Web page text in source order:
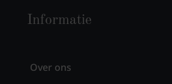
Informatie
Over ons